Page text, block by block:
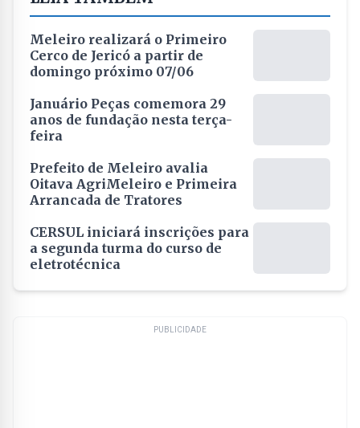
Meleiro realizará o Primeiro
Cerco de Jericó a partir de
domingo próximo 07/06
Januário Peças comemora 29
anos de fundação nesta terça-
feira
Prefeito de Meleiro avalia
Oitava AgriMeleiro e Primeira
Arrancada de Tratores
CERSUL iniciará inscrições para
a segunda turma do curso de
eletrotécnica
PUBLICIDADE